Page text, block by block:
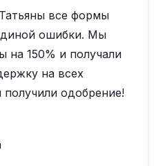
все формы
ошибки. Мы
на 150% и получали
на всех
одобрение!